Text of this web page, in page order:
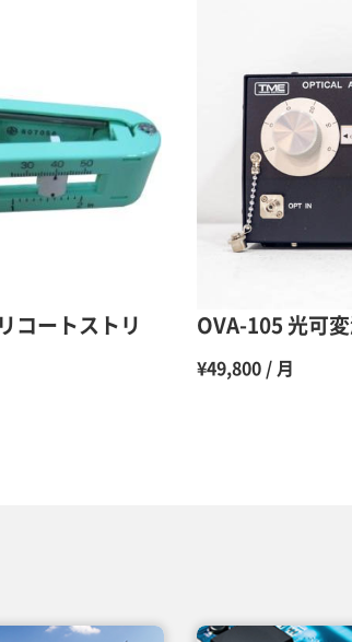
9ヶ月 50％（割
ヶ月 48％（割
コートストリ
OVA-105 光可
¥49,800 / 月